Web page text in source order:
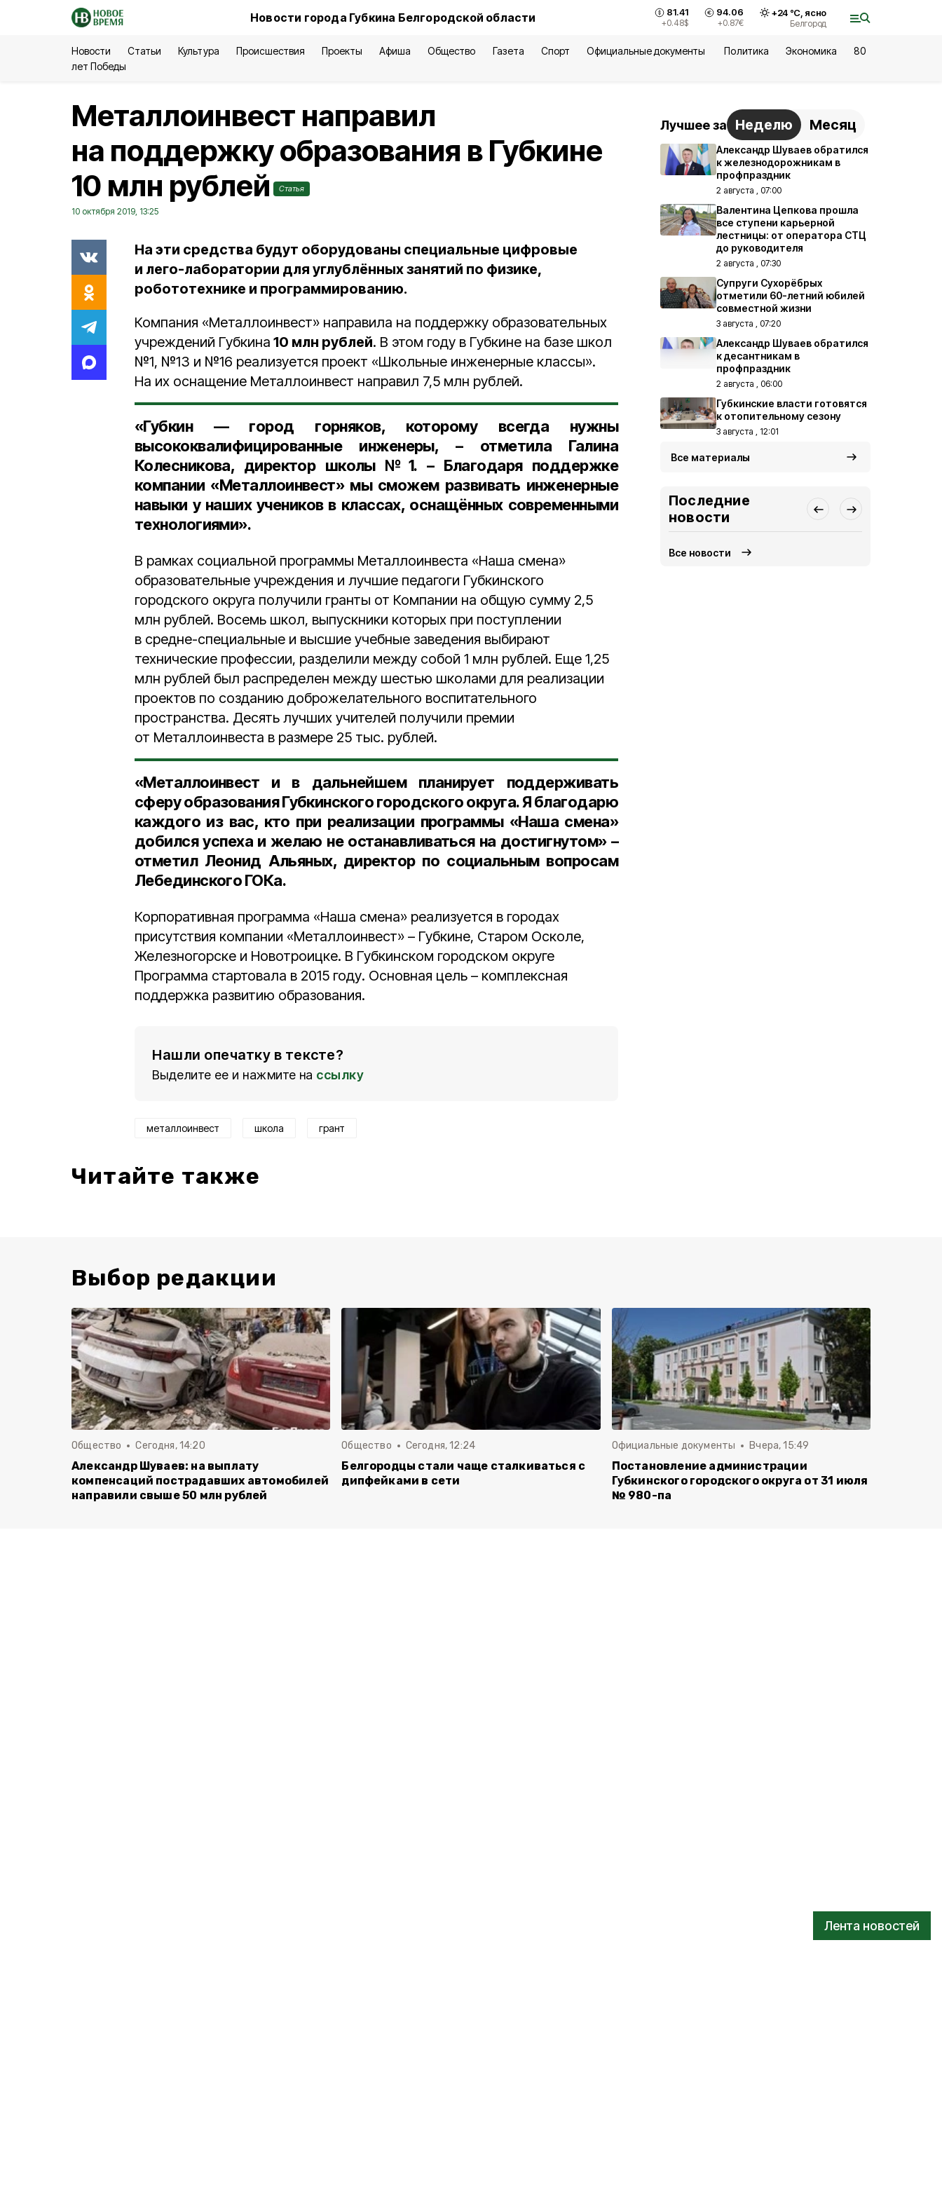
Новости города Губкина Белгородской области 81.41
+0.48$
94.06
+0.87€
+24°С, ясно
Белгород
Новости Статьи Культура Происшествия Проекты Афиша Общество Газета Спорт Официальные документы Политика Экономика
80
лет Победы
Лента новостей
Металлоинвест направил
на поддержку образования в Губкине
10 млн рублей
Статья
10 октября 2019, 13:25
На эти средства будут оборудованы специальные цифровые
и лего-лаборатории для углублённых занятий по физике,
робототехнике и программированию.
Компания «Металлоинвест» направила на поддержку образовательных
учреждений Губкина 10 млн рублей. В этом году в Губкине на базе школ
№1, №13 и №16 реализуется проект «Школьные инженерные классы».
На их оснащение Металлоинвест направил 7,5 млн рублей.
«Губкин — город горняков, которому всегда нужны
высококвалифицированные инженеры, – отметила Галина
Колесникова, директор школы №1. – Благодаря поддержке
компании «Металлоинвест» мы сможем развивать инженерные
навыки у наших учеников в классах, оснащённых современными
технологиями».
В рамках социальной программы Металлоинвеста «Наша смена»
образовательные учреждения и лучшие педагоги Губкинского
городского округа получили гранты от Компании на общую сумму 2,5
млн рублей. Восемь школ, выпускники которых при поступлении
в средне-специальные и высшие учебные заведения выбирают
технические профессии, разделили между собой 1 млн рублей. Еще 1,25
млн рублей был распределен между шестью школами для реализации
проектов по созданию доброжелательного воспитательного
пространства. Десять лучших учителей получили премии
от Металлоинвеста в размере 25 тыс. рублей.
«Металлоинвест и в дальнейшем планирует поддерживать
сферу образования Губкинского городского округа. Я благодарю
каждого из вас, кто при реализации программы «Наша смена»
добился успеха и желаю не останавливаться на достигнутом» –
отметил Леонид Альяных, директор по социальным вопросам
Лебединского ГОКа.
Корпоративная программа «Наша смена» реализуется в городах
присутствия компании «Металлоинвест» – Губкине, Старом Осколе,
Железногорске и Новотроицке. В Губкинском городском округе
Программа стартовала в 2015 году. Основная цель – комплексная
поддержка развитию образования.
Нашли опечатку в тексте?
Выделите ее и нажмите на ссылку
металлоинвест школа грант
Читайте также
Лучшее за Неделю Месяц
Александр Шуваев обратился
к железнодорожникам в
профпраздник
2 августа , 07:00
Валентина Цепкова прошла
все ступени карьерной
лестницы: от оператора СТЦ
до руководителя
2 августа , 07:30
Супруги Сухорёбрых
отметили 60-летний юбилей
совместной жизни
3 августа , 07:20
Александр Шуваев обратился
к десантникам в
профпраздник
2 августа , 06:00
Губкинские власти готовятся
к отопительному сезону
3 августа , 12:01
Все материалы
Последние
новости
Все новости
Выбор редакции
Общество Сегодня, 14:20
Александр Шуваев: на выплату
компенсаций пострадавших автомобилей
направили свыше 50 млн рублей
Общество Сегодня, 12:24
Белгородцы стали чаще сталкиваться с
дипфейками в сети
Официальные документы Вчера, 15:49
Постановление администрации
Губкинского городского округа от 31 июля
№ 980-па